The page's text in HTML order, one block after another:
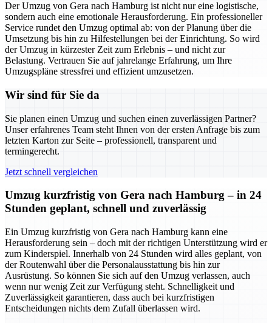
Der Umzug von Gera nach Hamburg ist nicht nur eine logistische,
sondern auch eine emotionale Herausforderung. Ein professioneller
Service rundet den Umzug optimal ab: von der Planung über die
Umsetzung bis hin zu Hilfestellungen bei der Einrichtung. So wird
der Umzug in kürzester Zeit zum Erlebnis – und nicht zur
Belastung. Vertrauen Sie auf jahrelange Erfahrung, um Ihre
Umzugspläne stressfrei und effizient umzusetzen.
Wir sind für Sie da
Sie planen einen Umzug und suchen einen zuverlässigen Partner?
Unser erfahrenes Team steht Ihnen von der ersten Anfrage bis zum
letzten Karton zur Seite – professionell, transparent und
termingerecht.
Jetzt schnell vergleichen
Umzug kurzfristig von Gera nach Hamburg – in 24
Stunden geplant, schnell und zuverlässig
Ein Umzug kurzfristig von Gera nach Hamburg kann eine
Herausforderung sein – doch mit der richtigen Unterstützung wird er
zum Kinderspiel. Innerhalb von 24 Stunden wird alles geplant, von
der Routenwahl über die Personalausstattung bis hin zur
Ausrüstung. So können Sie sich auf den Umzug verlassen, auch
wenn nur wenig Zeit zur Verfügung steht. Schnelligkeit und
Zuverlässigkeit garantieren, dass auch bei kurzfristigen
Entscheidungen nichts dem Zufall überlassen wird.